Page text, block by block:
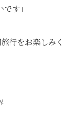
す」
行をお楽しみく